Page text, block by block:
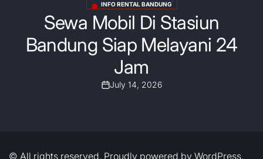
Posted
in
INFO RENTAL BANDUNG
Sewa Mobil Di Stasiun
Bandung Siap Melayani 24
Jam
Post
July 14, 2026
© All rights reserved. Proudly powered by WordPress.